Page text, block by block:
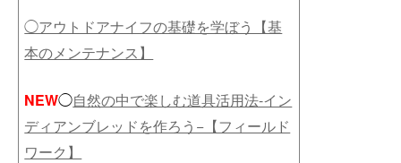
◯アウトドアナイフの基礎を学ぼう【基
本のメンテナンス】
NEW◯自然の中で楽しむ道具活用法-イン
ディアンブレッドを作ろう−【フィールド
ワーク】